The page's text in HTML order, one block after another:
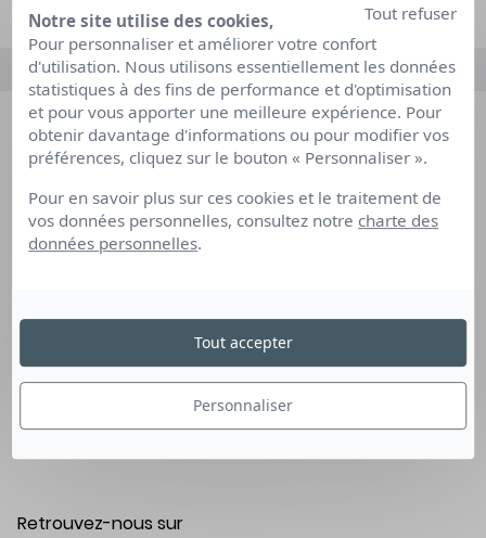
Nous découvrir
Rejoignez-nous
Les questions que vous vous posez
Prenons contact
Retrouvez-nous sur
Notre site utilise des cookies,
Pour personnaliser et améliorer votre confort
d'utilisation. Nous utilisons essentiellement les données
statistiques à des fins de performance et d'optimisation
et pour vous apporter une meilleure expérience. Pour
obtenir davantage d'informations ou pour modifier vos
préférences, cliquez sur le bouton « Personnaliser ».
Pour en savoir plus sur ces cookies et le traitement de
vos données personnelles, consultez notre charte des
données personnelles.
Personnaliser
Tout refuser
Tout accepter